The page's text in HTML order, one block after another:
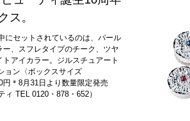
ス。
セットされているのは、パール
、スフレタイプのチーク、ツヤ
アイカラー。ジルスチュアート
ョン〈ボックスサイズ
＊8月31日より数量限定発売
ィ TEL 0120・878・652）